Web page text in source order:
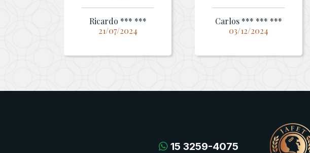
Ricardo *** ***
21/07/2024
Carlos *** *** ***
03/12/2024
15 3259-4075